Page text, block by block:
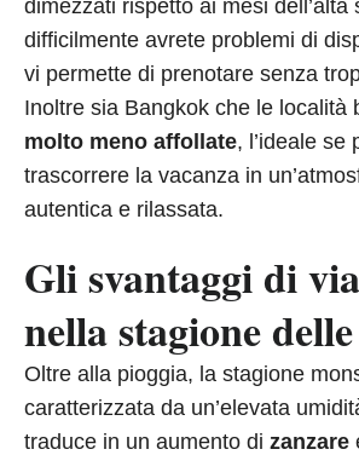
dimezzati rispetto ai mesi dell’alta
difficilmente avrete problemi di
vi permette di prenotare senza
Inoltre sia Bangkok che le località
molto meno affollate, l’ideale se
trascorrere la vacanza in
autentica e rilassata.
Gli svantaggi di
nella stagione
Oltre alla pioggia, la stagione
caratterizzata da un’elevata
traduce in un aumento di zanzare